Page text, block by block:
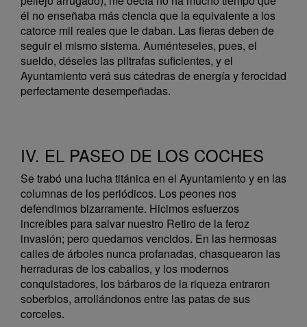
él no enseñaba más ciencia que la equivalente a los
catorce mil reales que le daban. Las fieras deben de
seguir el mismo sistema. Auménteseles, pues, el
sueldo, déseles las piltrafas suficientes, y el
Ayuntamiento verá sus cátedras de energía y ferocidad
perfectamente desempeñadas.
IV. EL PASEO DE LOS COCHES
Se trabó una lucha titánica en el Ayuntamiento y en las
columnas de los periódicos. Los peones nos
defendimos bizarramente. Hicimos esfuerzos
increíbles para salvar nuestro Retiro de la feroz
invasión; pero quedamos vencidos. En las hermosas
calles de árboles nunca profanadas, chasquearon las
herraduras de los caballos, y los modernos
conquistadores, los bárbaros de la riqueza entraron
soberbios, arrollándonos entre las patas de sus
corceles.